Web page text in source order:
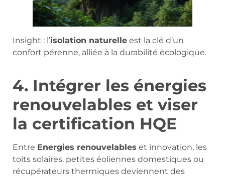
Insight : l’isolation naturelle est la clé d’un
confort pérenne, alliée à la durabilité écologique.
4. Intégrer les énergies
renouvelables et viser
la certification HQE
Entre Energies renouvelables et innovation, les
toits solaires, petites éoliennes domestiques ou
récupérateurs thermiques deviennent des